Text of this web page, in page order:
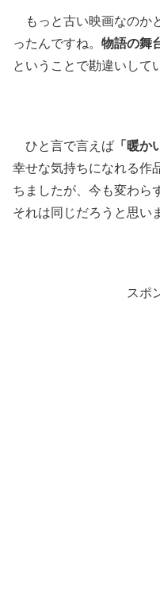
もっと古い映画なのか
ったんですね。 物語の舞
ということで勘違いして
ひと言で言えば 「暖か
幸せな気持ちになれる作
ちましたが、今も変わら
それは同じだろうと思い
スポ